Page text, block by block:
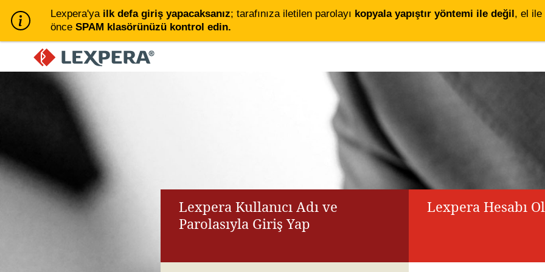
Lexpera'ya ilk defa giriş yapacaksanız; tarafınıza iletilen parolayı kopyala yapıştır yöntemi ile değil, el ile
önce SPAM klasörünüzü kontrol edin.
Lexpera Kullanıcı Adı ve
Parolasıyla Giriş Yap
Lexpera Hesabı